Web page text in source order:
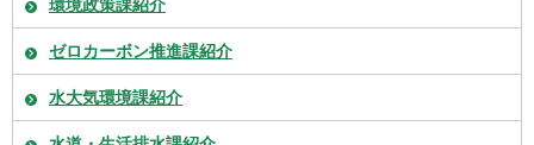
環境政策課紹介
ゼロカーボン推進課紹介
水大気環境課紹介